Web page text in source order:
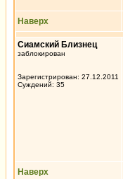
Наверх
Сиамский Близнец
заблокирован
Зарегистрирован: 27.12.2011
Суждений: 35
Наверх